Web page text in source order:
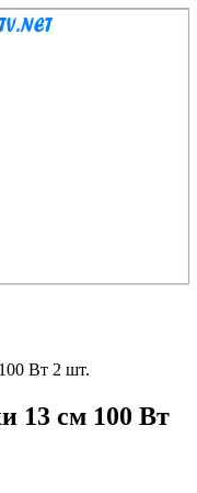
Вт 2 шт.
13 см 100 Вт